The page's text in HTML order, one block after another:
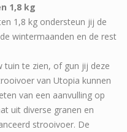
1,8 kg
1,8 kg ondersteun jij de
wintermaanden en de rest
tuin te zien, of gun jij deze
van Utopia kunnen
van een aanvulling op
uit diverse granen en
strooivoer. De